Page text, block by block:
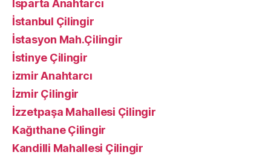
Isparta Anahtarcı
İstanbul Çilingir
İstasyon Mah.Çilingir
İstinye Çilingir
izmir Anahtarcı
İzmir Çilingir
İzzetpaşa Mahallesi Çilingir
Kağıthane Çilingir
Kandilli Mahallesi Çilingir